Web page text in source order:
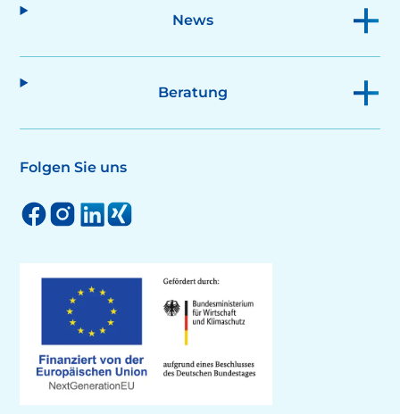
News
Beratung
Folgen Sie uns